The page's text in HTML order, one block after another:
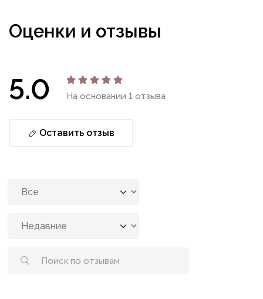
Оценки и отзывы
5.0 На основании 1 отзыва
Оставить отзыв